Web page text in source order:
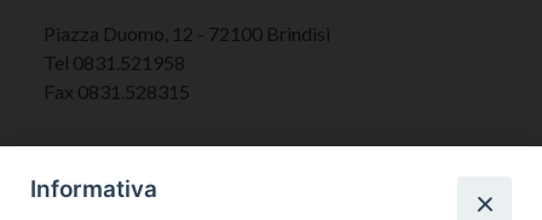
Piazza Duomo, 12 - 72100 Brindisi
Tel 0831.521958
Fax 0831.528315
Informativa